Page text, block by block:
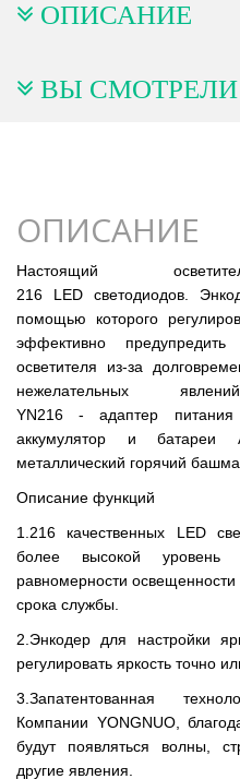
ОПИСАНИЕ
ВЫ СМОТРЕЛИ
ОПИСАНИЕ
Настоящий
216 LED светодиодов.
помощью которого
эффективно
осветителя из-за
нежелательных
YN216 - адаптер питания
аккумулятор и
металлический горячий
Описание функций
1.216 качественных LED
более высокой уровень
равномерности
срока службы.
2.Энкодер для настройки
регулировать яркость точно
3.Запатентованная
Компании YONGNUO,
будут появляться волны,
другие явления.